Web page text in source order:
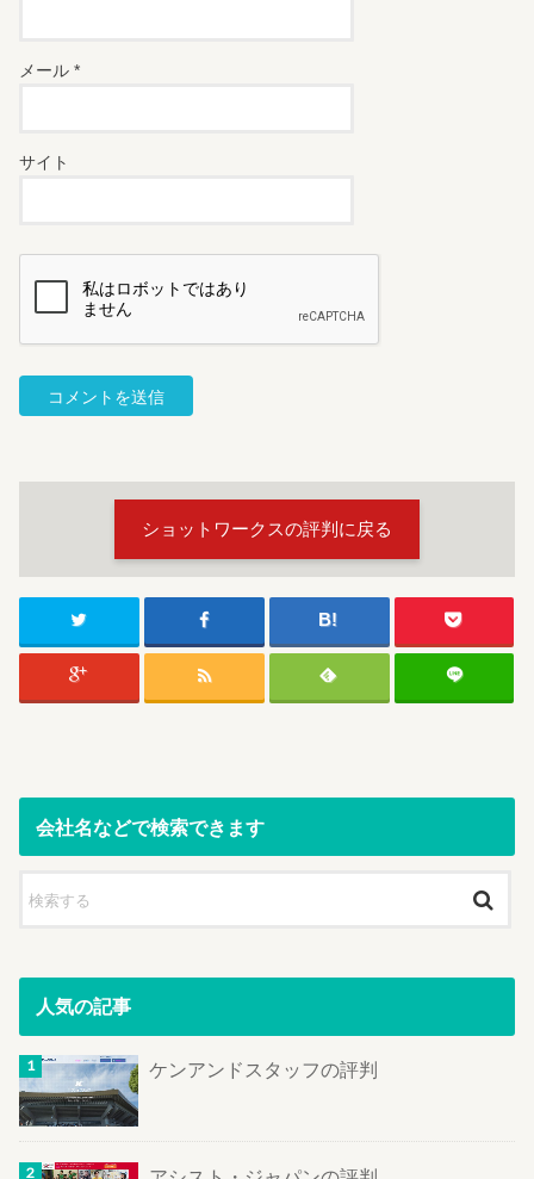
メール*
サイト
ショットワークスの評判に戻る
会社名などで検索できます
人気の記事
ケンアンドスタッフの評判